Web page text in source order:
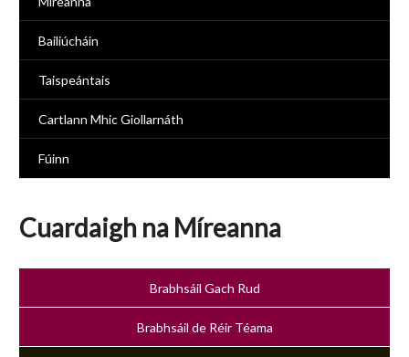
Bailiúcháin
Taispeántais
Cartlann Mhic Giollarnáth
Fúinn
Cuardaigh na Míreanna
Brabhsáil Gach Rud
Brabhsáil de Réir Téama